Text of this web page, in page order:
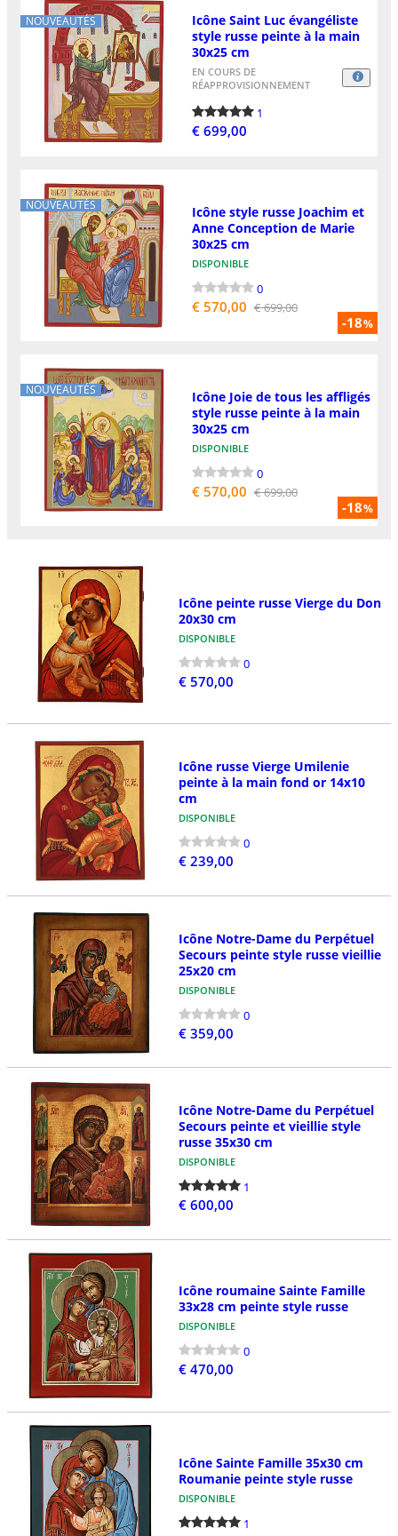
NOUVEAUTÉS
Icône Saint Luc évangéliste
style russe peinte à la main
30x25 cm
EN COURS DE
RÉAPPROVISIONNEMENT
1
€ 699,00
NOUVEAUTÉS
-18%
Icône style russe Joachim et
Anne Conception de Marie
30x25 cm
DISPONIBLE
0
€ 570,00 € 699,00
NOUVEAUTÉS
-18%
Icône Joie de tous les affligés
style russe peinte à la main
30x25 cm
DISPONIBLE
0
€ 570,00 € 699,00
Icône peinte russe Vierge du Don
20x30 cm
DISPONIBLE
0
€ 570,00
Icône russe Vierge Umilenie
peinte à la main fond or 14x10
cm
DISPONIBLE
0
€ 239,00
Icône Notre-Dame du Perpétuel
Secours peinte style russe vieillie
25x20 cm
DISPONIBLE
0
€ 359,00
Icône Notre-Dame du Perpétuel
Secours peinte et vieillie style
russe 35x30 cm
DISPONIBLE
1
€ 600,00
Icône roumaine Sainte Famille
33x28 cm peinte style russe
DISPONIBLE
0
€ 470,00
Icône Sainte Famille 35x30 cm
Roumanie peinte style russe
DISPONIBLE
1